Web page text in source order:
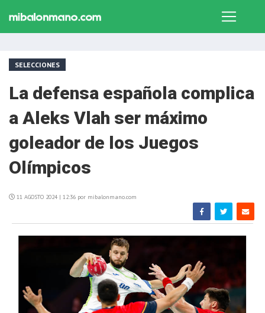
SELECCIONES
La defensa española complica
a Aleks Vlah ser máximo
goleador de los Juegos
Olímpicos
11 AGOSTO 2024 | 12:36 por mibalonmano.com